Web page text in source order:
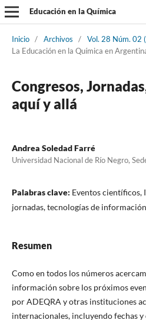
Educación en la Química
Inicio / Archivos / Vol. 28 Núm. 02
La Educación en la Química en
Congresos,
aquí y allá
Andrea Soledad Farré
Universidad Nacional de Río Negro,
Palabras clave: Eventos científicos,
jornadas, tecnologías de
Resumen
Como en todos los números
información sobre los próximos
por ADEQRA y otras instituciones
internacionales, incluyendo fechas y